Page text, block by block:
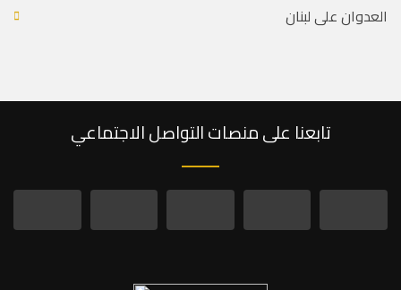
العدوان على لبنان
تابعنا على منصات التواصل الاجتماعي